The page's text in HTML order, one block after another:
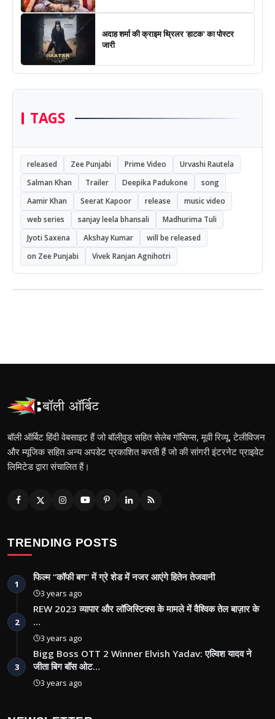
अदाह शर्मा की क्राइम थ्रिलर 'हाटक' का पोस्टर
जारी
TAGS
released Zee Punjabi Prime Video
Urvashi Rautela
Salman Khan
Trailer Deepika Padukone
song
Aamir Khan
Seerat Kapoor release
music video
web series
sanjay leela bhansali
Madhurima Tuli
Jyoti Saxena
Akshay Kumar
will be released
on Zee Punjabi
Vivek Ranjan Agnihotri
बॉली ऑर्बिट हिंदी वेबसाइट हैं जो बॉलीवुड सहित सेलेब गॉसिप्स, मूवी रिव्यू, टेलीविजन
और म्यूजिक सहित अन्य अपडेट प्रकाशित करती हैं जो की सांगरी इंटरनेट प्राइवेट
लिमिटेड द्वारा संचालित हैं।
TRENDING POSTS
1
फिल्म “कॉफी बग” में ग्रे शेड में नजर आएंगे हितेन तेजवानी
3 years ago
2
REW 2023 व्यापार और लॉजिस्टिक्स के मामले में वैश्विक तेल बाज़ार के
…
3 years ago
3
Bigg Boss OTT 2 Winner Elvish Yadav: एल्विश यादव ने
जीता बिग बॉस ओट…
3 years ago